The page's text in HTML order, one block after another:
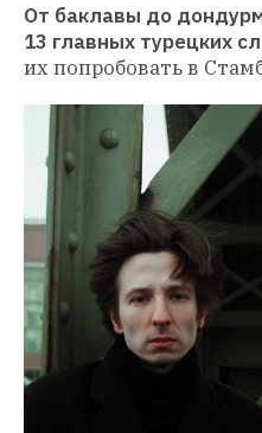
От баклавы до
13 главных турецких
их попробовать в